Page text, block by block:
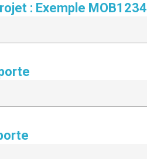
: Exemple MOB1234